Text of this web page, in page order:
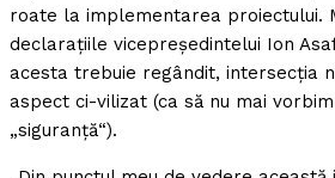
roate la implementarea proiectului.
declaraţiile vicepreşedintelui Ion
acesta trebuie regândit, intersecţia
aspect ci-vilizat (ca să nu mai
„siguranţă“).